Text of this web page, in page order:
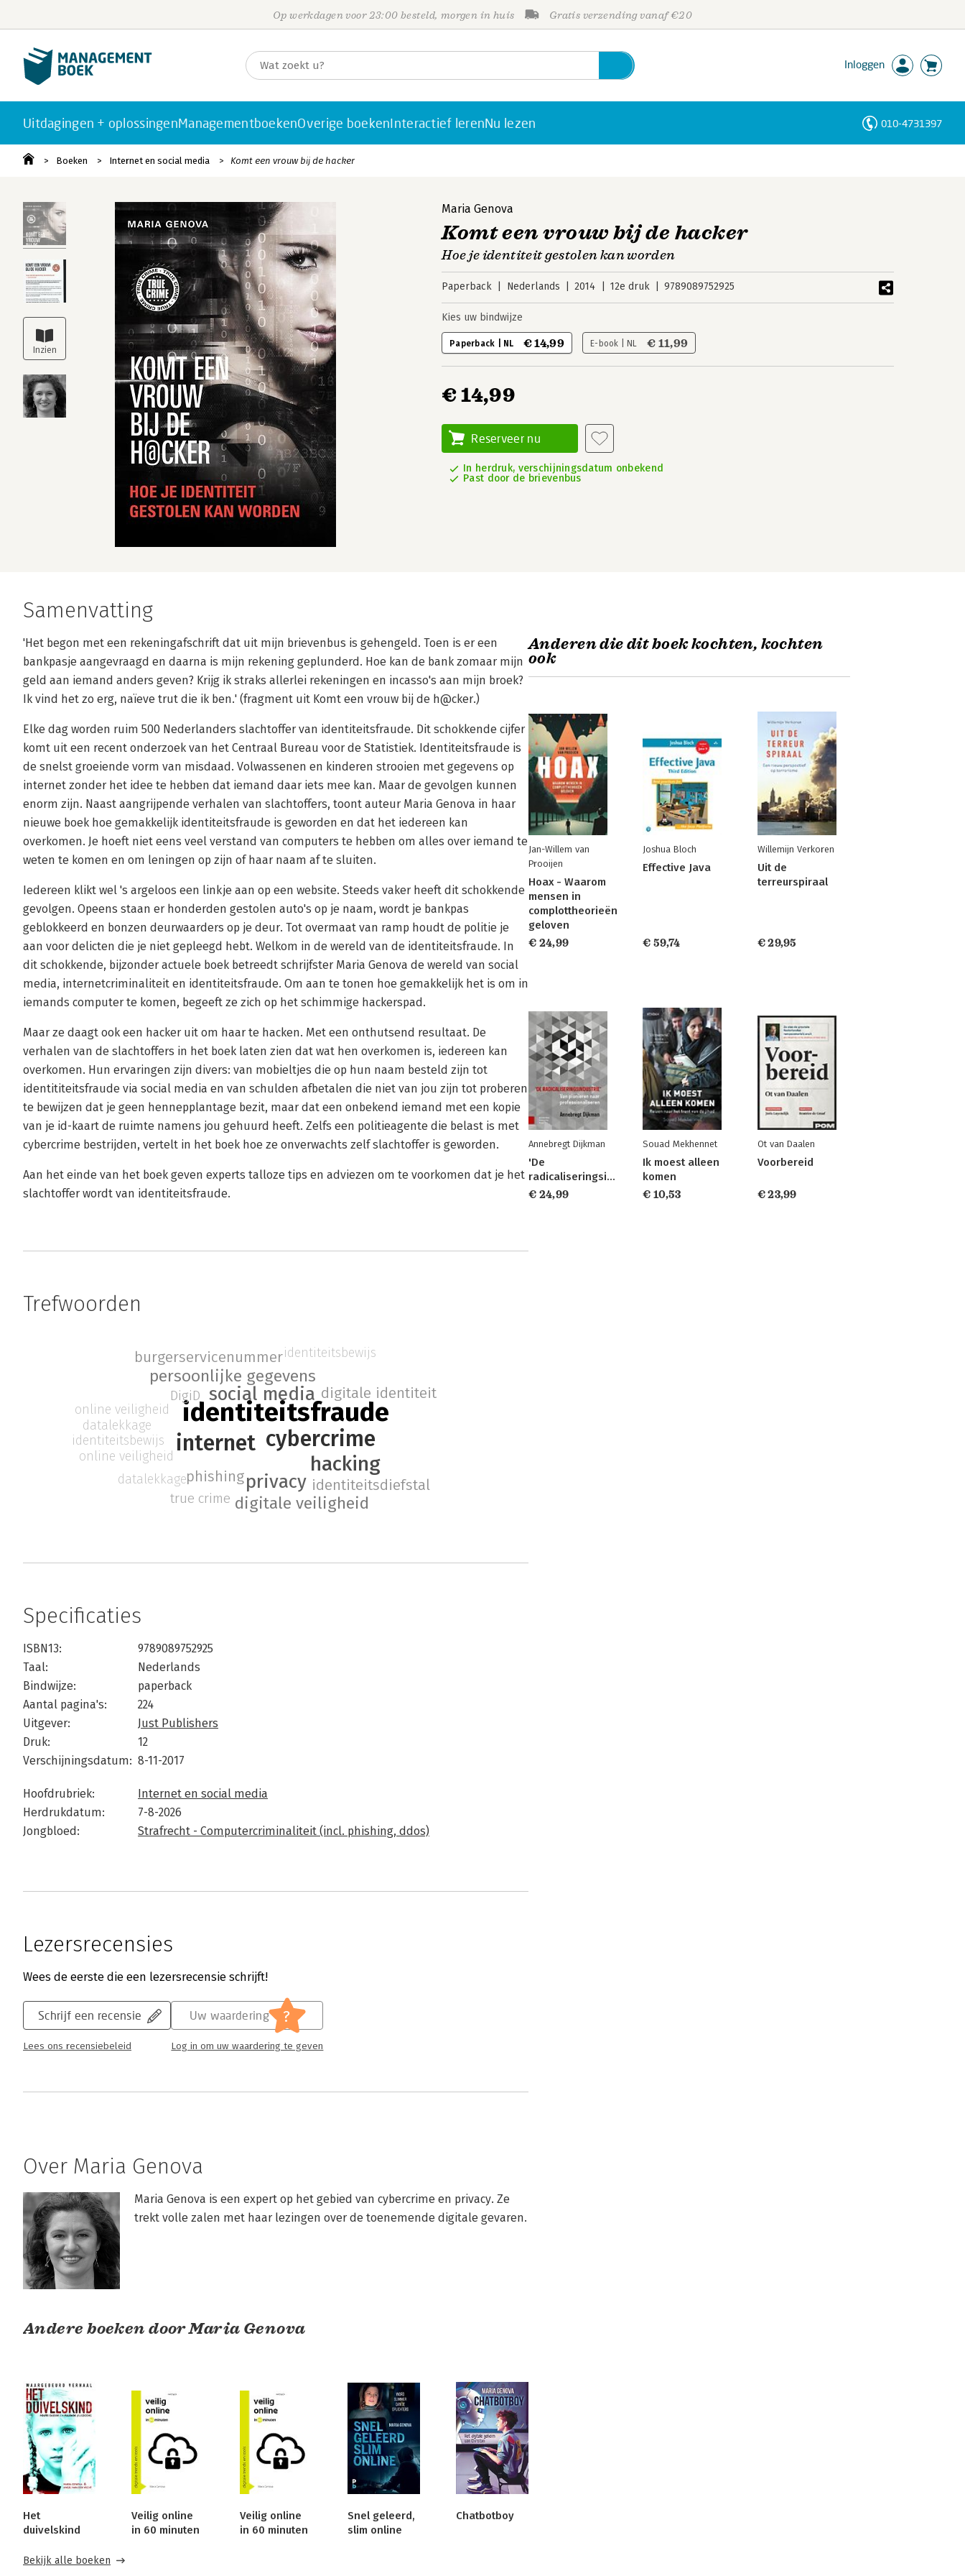
Op werkdagen voor 23:00 besteld, morgen in huis Gratis verzending vanaf €20
Inloggen
Uitdagingen + oplossingenManagementboekenOverige boekenInteractief lerenNu lezen 010-4731397
Boeken Internet en social media Komt een vrouw bij de hacker
Maria Genova
Komt een vrouw bij de hacker
Hoe je identiteit gestolen kan worden
Paperback Nederlands 2014 12e druk 9789089752925
Kies uw bindwijze
Paperback | NL € 14,99 E-book | NL € 11,99
€ 14,99
Reserveer nu
In herdruk, verschijningsdatum onbekend
Past door de brievenbus
Samenvatting
'Het begon met een rekeningafschrift dat uit mijn brievenbus is gehengeld. Toen is er een
bankpasje aangevraagd en daarna is mijn rekening geplunderd. Hoe kan de bank zomaar mijn
geld aan iemand anders geven? Krijg ik straks allerlei rekeningen en incasso's aan mijn broek?
Ik vind het zo erg, naïeve trut die ik ben.' (fragment uit Komt een vrouw bij de h@cker.)
Elke dag worden ruim 500 Nederlanders slachtoffer van identiteitsfraude. Dit schokkende cijfer
komt uit een recent onderzoek van het Centraal Bureau voor de Statistiek. Identiteitsfraude is
de snelst groeiende vorm van misdaad. Volwassenen en kinderen strooien met gegevens op
internet zonder het idee te hebben dat iemand daar iets mee kan. Maar de gevolgen kunnen
enorm zijn. Naast aangrijpende verhalen van slachtoffers, toont auteur Maria Genova in haar
nieuwe boek hoe gemakkelijk identiteitsfraude is geworden en dat het iedereen kan
overkomen. Je hoeft niet eens veel verstand van computers te hebben om alles over iemand te
weten te komen en om leningen op zijn of haar naam af te sluiten.
Iedereen klikt wel 's argeloos een linkje aan op een website. Steeds vaker heeft dit schokkende
gevolgen. Opeens staan er honderden gestolen auto's op je naam, wordt je bankpas
geblokkeerd en bonzen deurwaarders op je deur. Tot overmaat van ramp houdt de politie je
aan voor delicten die je niet gepleegd hebt. Welkom in de wereld van de identiteitsfraude. In
dit schokkende, bijzonder actuele boek betreedt schrijfster Maria Genova de wereld van social
media, internetcriminaliteit en identiteitsfraude. Om aan te tonen hoe gemakkelijk het is om in
iemands computer te komen, begeeft ze zich op het schimmige hackerspad.
Maar ze daagt ook een hacker uit om haar te hacken. Met een onthutsend resultaat. De
verhalen van de slachtoffers in het boek laten zien dat wat hen overkomen is, iedereen kan
overkomen. Hun ervaringen zijn divers: van mobieltjes die op hun naam besteld zijn tot
identititeitsfraude via social media en van schulden afbetalen die niet van jou zijn tot proberen
te bewijzen dat je geen hennepplantage bezit, maar dat een onbekend iemand met een kopie
van je id-kaart de ruimte namens jou gehuurd heeft. Zelfs een politieagente die belast is met
cybercrime bestrijden, vertelt in het boek hoe ze onverwachts zelf slachtoffer is geworden.
Aan het einde van het boek geven experts talloze tips en adviezen om te voorkomen dat je het
slachtoffer wordt van identiteitsfraude.
Trefwoorden
identiteitsfraude
cybercrime
internet
hacking
privacy
social media
persoonlijke gegevens
digitale veiligheid
digitale identiteit
phishing
burgerservicenummer
identiteitsdiefstal
DigiD
true crime
datalekkage
online veiligheid
identiteitsbewijs
datalekkage
online veiligheid
identiteitsbewijs
Specificaties
ISBN13:
9789089752925
Taal:
Nederlands
Bindwijze:
paperback
Aantal pagina's:
224
Uitgever:
Just Publishers
Druk:
12
Verschijningsdatum: 8-11-2017
Hoofdrubriek:
Internet en social media
Herdrukdatum:
7-8-2026
Jongbloed:
Strafrecht - Computercriminaliteit (incl. phishing, ddos)
Lezersrecensies
Wees de eerste die een lezersrecensie schrijft!
Schrijf een recensie
Lees ons recensiebeleid
Uw waardering ?
Log in om uw waardering te geven
Over Maria Genova
Maria Genova is een expert op het gebied van cybercrime en privacy. Ze
trekt volle zalen met haar lezingen over de toenemende digitale gevaren.
Andere boeken door Maria Genova
Het
duivelskind
Veilig online
in 60 minuten
Veilig online
in 60 minuten
Snel geleerd,
slim online
Chatbotboy
Bekijk alle boeken
Anderen die dit boek kochten, kochten
ook
Jan-Willem van
Prooijen
Hoax - Waarom
mensen in
complottheorieën
geloven
€ 24,99
Joshua Bloch
Effective Java
€ 59,74
Willemijn Verkoren
Uit de
terreurspiraal
€ 29,95
Annebregt Dijkman
'De
radicaliseringsindustrie'
€ 24,99
Souad Mekhennet
Ik moest alleen
komen
€ 10,53
Ot van Daalen
Voorbereid
€ 23,99
Personen